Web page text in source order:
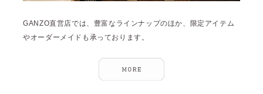
GANZO直営店では、豊富なラインナップのほか、限定アイテム
やオーダーメイドも承っております。